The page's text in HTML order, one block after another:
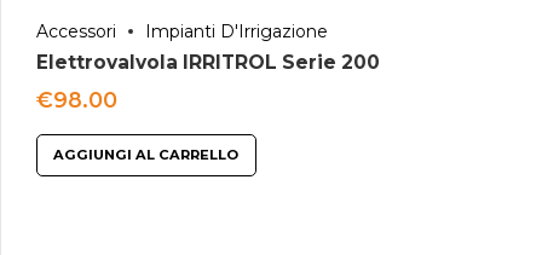
Accessori Impianti D'Irrigazione
Elettrovalvola IRRITROL Serie 200
€98.00
AGGIUNGI AL CARRELLO